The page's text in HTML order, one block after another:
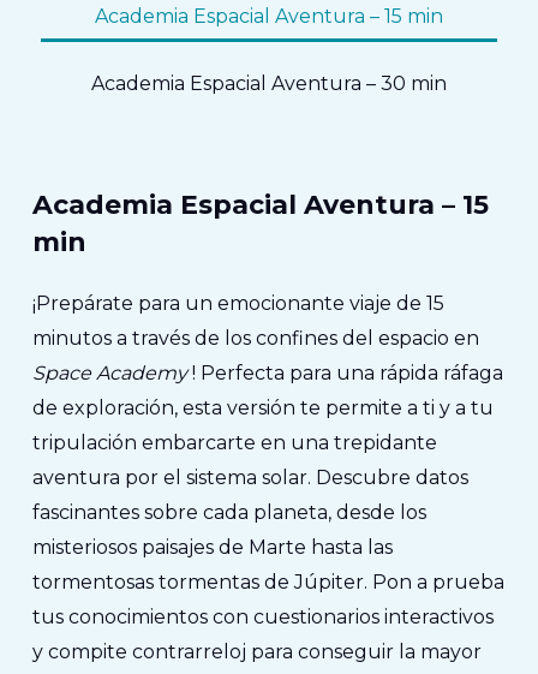
Academia Espacial Aventura – 15 min
Academia Espacial Aventura – 30 min
Academia Espacial Aventura – 15
min
¡Prepárate para un emocionante viaje de 15
minutos a través de los confines del espacio en
Space Academy! Perfecta para una rápida ráfaga
de exploración, esta versión te permite a ti y a tu
tripulación embarcarte en una trepidante
aventura por el sistema solar. Descubre datos
fascinantes sobre cada planeta, desde los
misteriosos paisajes de Marte hasta las
tormentosas tormentas de Júpiter. Pon a prueba
tus conocimientos con cuestionarios interactivos
y compite contrarreloj para conseguir la mayor